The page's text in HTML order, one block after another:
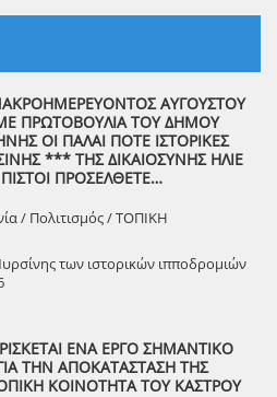
ΑΥΓΟΥΣΤΟΥ
ΠΡΩΤΟΒΟΥΛΙΑ ΤΟΥ ΔΗΜΟΥ
ΟΙ ΠΑΛΑΙ ΠΟΤΕ ΙΣΤΟΡΙΚΕΣ
*** ΤΗΣ ΔΙΚΑΙΟΣΥΝΗΣ ΗΛΙΕ
ΠΡΟΣΕΛΘΕΤΕ…
/ Πολιτισμός / ΤΟΠΙΚΗ
των ιστορικών ιπποδρομιών
ΕΝΑ ΕΡΓΟ ΣΗΜΑΝΤΙΚΟ
ΤΗΝ ΑΠΟΚΑΤΑΣΤΑΣΗ ΤΗΣ
ΚΟΙΝΟΤΗΤΑ ΤΟΥ ΚΑΣΤΡΟΥ